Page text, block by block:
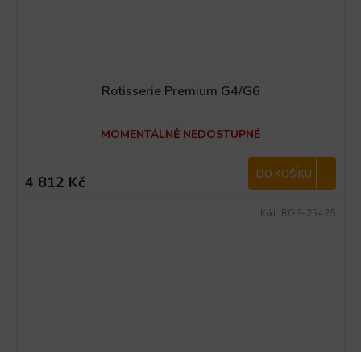
Rotisserie Premium G4/G6
MOMENTÁLNĚ NEDOSTUPNÉ
4 812 Kč DO KOŠÍKU
Kód: ROS-25425